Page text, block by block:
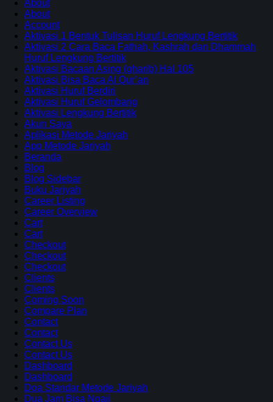
About
About
Account
Aktivasi 1 Bentuk Tulisan Huruf Lengkung Bertitik
Aktivasi 2 Cara Baca Fathah, Kashrah dan Dhammah
Huruf Lengkung Bertitik
Aktivasi Bacaan Asing (gharib) Hal 105
Aktivasi Bisa Baca Al Qur’an
Aktivasi Huruf Berdiri
Aktivasi Huruf Gelombang
Aktivasi Lengkung Bertitik
Akun Saya
Aplikasi Metode Jariyah
App Metode Jariyah
Beranda
Blog
Blog Sidebar
Buku Jariyah
Career Listing
Career Overview
Cart
Cart
Checkout
Checkout
Checkout
Clients
Clients
Coming Soon
Compare Plan
Contact
Contact
Contact Us
Contact Us
Dashboard
Dashboard
Doa Standar Metode Jariyah
Dua Jam Bisa Ngaji